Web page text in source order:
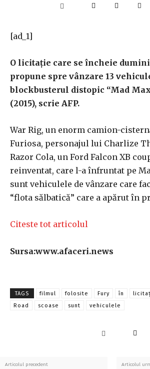
[ad_1]
O licitaţie care se încheie
propune spre vânzare 13
blockbusterul distopic “Mad
(2015), scrie AFP.
War Rig, un enorm camion-
Furiosa, personajul lui Charlize
Razor Cola, un Ford Falcon XB
reinventat, care l-a înfruntat pe
sunt vehiculele de vânzare care
“flota sălbatică” care a apărut în
Citeste tot articolul
Sursa:www.afaceri.news
TAGS filmul folosite Fury în
Road
scoase sunt vehiculele
Articolul precedent Articolul